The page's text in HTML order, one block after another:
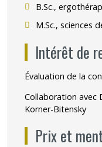
B.Sc.,
M.Sc., sciences
Intérêt de
Évaluation de la
Collaboration avec
Korner-Bitensky
Prix et